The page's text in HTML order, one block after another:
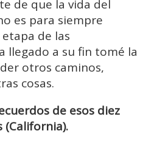
de que la vida del
es para siempre
de las
llegado a su fin tomé la
otros caminos,
cosas.
de esos diez
(California).